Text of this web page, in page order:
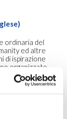
ordinaria del
ed altre
di ispirazione
organizzato
su solidarietà
ha aperto